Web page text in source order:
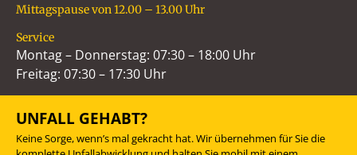
Mittagspause von 12.00 – 13.00 Uhr
Service
Montag – Donnerstag: 07:30 – 18:00 Uhr
Freitag: 07:30 – 17:30 Uhr
UNFALL GEHABT?
Keine Sorge, wenn’s mal gekracht hat. Wir übernehmen für Sie die